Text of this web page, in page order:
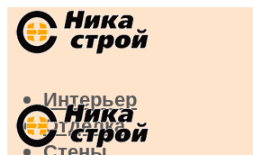
Интерьер
Отделка